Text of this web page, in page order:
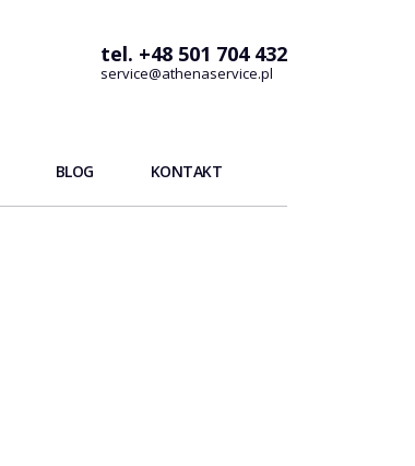
tel. +48 501 704 432
service@athenaservice.pl
BLOG KONTAKT